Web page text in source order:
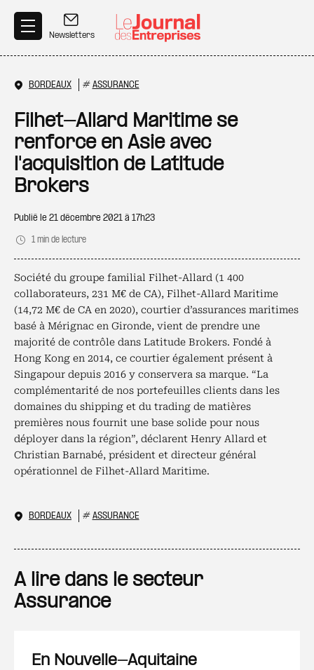
Newsletters
BORDEAUX # ASSURANCE
Filhet-Allard Maritime se
renforce en Asie avec
l'acquisition de Latitude
Brokers
Publié le 21 décembre 2021 à 17h23
1 min de lecture
Société du groupe familial Filhet-Allard (1 400
collaborateurs, 231 M€ de CA), Filhet-Allard Maritime
(14,72 M€ de CA en 2020), courtier d’assurances maritimes
basé à Mérignac en Gironde, vient de prendre une
majorité de contrôle dans Latitude Brokers. Fondé à
Hong Kong en 2014, ce courtier également présent à
Singapour depuis 2016 y conservera sa marque. “La
complémentarité de nos portefeuilles clients dans les
domaines du shipping et du trading de matières
premières nous fournit une base solide pour nous
déployer dans la région”, déclarent Henry Allard et
Christian Barnabé, président et directeur général
opérationnel de Filhet-Allard Maritime.
BORDEAUX # ASSURANCE
A lire dans le secteur
Assurance
En Nouvelle-Aquitaine